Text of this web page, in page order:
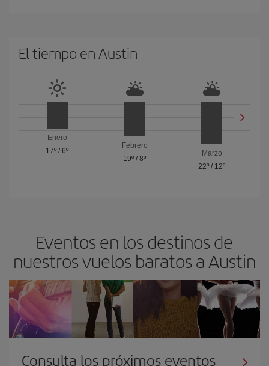
El tiempo en Austin
Enero
17º /6º
Febrero
19º/ 8º
Marzo
22º / 12º
Eventos en los destinos de
nuestros vuelos baratos a Austin
Consulta los próximos eventos